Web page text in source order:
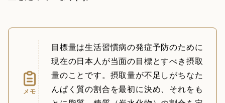
メモ
目標量は生活習慣病の発症予防のために
現在の日本人が当面の目標とすべき摂取
量のことです。摂取量が不足しがちなた
んぱく質の割合を最初に決め、それをも